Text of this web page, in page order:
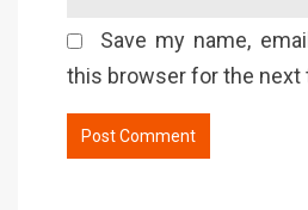
Save my name,
this browser for the next